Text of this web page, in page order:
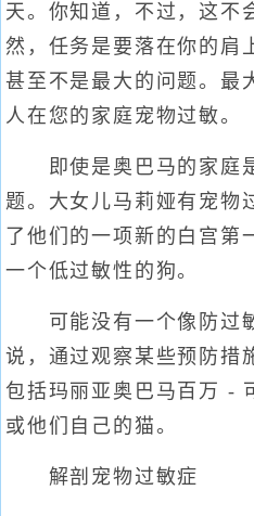
天。你知道，不过，这不
然，任务是要落在你的肩
甚至不是最大的问题。最
人在您的家庭宠物过敏。
即使是奥巴马的家庭是
题。大女儿马莉娅有宠物
了他们的一项新的白宫
一个低过敏性的狗。
可能没有一个像防过
说，通过观察某些预防措
包括玛丽亚奥巴马百万 -
或他们自己的猫。
解剖宠物过敏症